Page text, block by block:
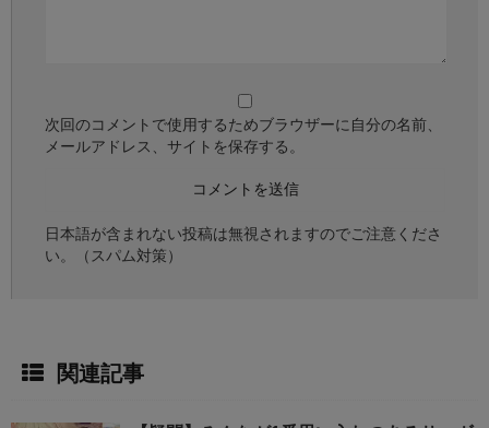
次回のコメントで使用するためブラウザーに自分の名前、
メールアドレス、サイトを保存する。
日本語が含まれない投稿は無視されますのでご注意くださ
い。（スパム対策）
関連記事